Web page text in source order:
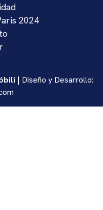
2024
| Diseño y Desarrollo: